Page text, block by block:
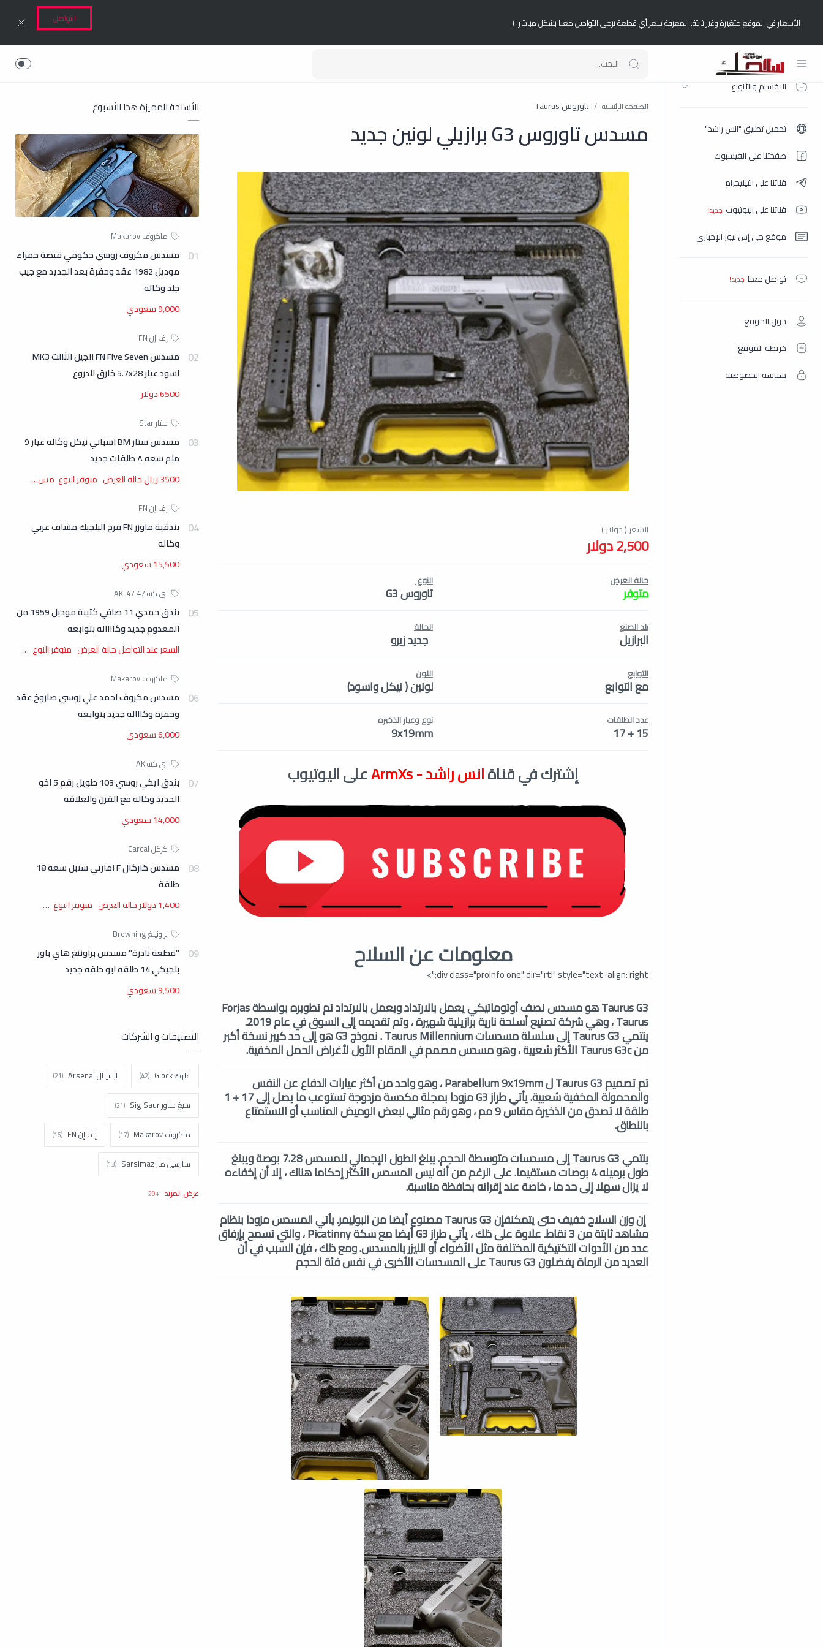
الأسعار في الموقع متغيرة وغير ثابتة.. لمعرفة سعر أي قطعة يرجى التواصل معنا بشكل مباشر :) التواصل
الصفحة الرئيسية
الاقسام والأنواع
تحميل تطبيق "انس راشد"
صفحتنا على الفيسبوك
قناتنا على التيليجرام
قناتنا على اليوتيوب
موقع جي إس نيوز الإخباري
تواصل معنا
حول الموقع
خريطة الموقع
سياسة الخصوصية
الصفحة الرئيسية تاوروس Taurus
مسدس تاوروس G3 برازيلي لونين جديد
2,500 دولار
حالة العرض
متوفر
النوع
تاوروس G3
بلد الصنع
البرازيل
الحالة
جديد زيرو
التوابع
مع التوابع
اللون
لونين ( نيكل واسود)
عدد الطلقات
15 + 17
نوع وعيار الذخيره
9x19mm
إشترك في قناةانس راشد - ArmXs على اليوتيوب
معلومات عن السلاح
div class="proInfo one" dir="rtl" style="text-align: right;">
Taurus G3 هو مسدس نصف أوتوماتيكي يعمل بالارتداد ويعمل بالارتداد تم تطويره بواسطة Forjas
Taurus ، وهي شركة تصنيع أسلحة نارية برازيلية شهيرة ، وتم تقديمه إلى السوق في عام 2019.
ينتمي Taurus G3 إلى سلسلة مسدسات Taurus Millennium . نموذج G3 هو إلى حد كبير نسخة أكبر
من Taurus G3c الأكثر شعبية ، وهو مسدس مصمم في المقام الأول لأغراض الحمل المخفية.
تم تصميم Taurus G3 ل Parabellum 9x19mm ، وهو واحد من أكثر عيارات الدفاع عن النفس
والمحمولة المخفية شعبية. يأتي طراز G3 مزودا بمجلة مكدسة مزدوجة تستوعب ما يصل إلى 17 + 1
طلقة لا تصدق من الذخيرة مقاس 9 مم ، وهو رقم مثالي لبعض الوميض المناسب أو الاستمتاع
بالنطاق.
ينتمي Taurus G3 إلى مسدسات متوسطة الحجم. يبلغ الطول الإجمالي للمسدس 7.28 بوصة ويبلغ
طول برميله 4 بوصات مستقيما. على الرغم من أنه ليس المسدس الأكثر إحكاما هناك ، إلا أن إخفاءه
لا يزال سهلا إلى حد ما ، خاصة عند إقرانه بحافظة مناسبة.
إن وزن السلاح خفيف حتى يتمكنفإن Taurus G3 مصنوع أيضا من البوليمر. يأتي المسدس مزودا بنظام
مشاهد ثابتة من 3 نقاط. علاوة على ذلك ، يأتي طراز G3 أيضا مع سكة Picatinny ، والتي تسمح بإرفاق
عدد من الأدوات التكتيكية المختلفة مثل الأضواء أو الليزر بالمسدس. ومع ذلك ، فإن السبب في أن
العديد من الرماة يفضلون Taurus G3 على المسدسات الأخرى في نفس فئة الحجم
الأسلحة المميزة هذا الأسبوع
مسدس مكروف روسي حكومي قبضة حمراء
موديل 1982 عقد وحفرة بعد الجديد مع جيب
جلد وكاله
9,000 سعودي
مسدس FN Five Seven الجيل الثالث MK3
اسود عيار 5.7x28 خارق للدروع
6500 دولار
مسدس ستار BM اسباني نيكل وكاله عيار 9
ملم سعه ٨ طلقات جديد
3500 ريال حالة العرض متوفر النوع مس…
بندقية ماوزر FN فرخ البلجيك مشاف عربي
وكاله
15,500 سعودي
بندق حمدي 11 صافي كتيبة موديل 1959 من
المعدوم جديد وكااااله بتوابعه
السعر عند التواصل حالة العرض متوفر النوع …
مسدس مكروف احمد علي روسي صاروخ عقد
وحفره وكاااله جديد بتوابعه
6,000 سعودي
بندق ايكي روسي 103 طويل رقم 5 اخو
الجديد وكاله مع القرن والعلاقه
14,000 سعودي
مسدس كاركال F امارتي سنبل سعة 18
طلقة
1,400 دولار حالة العرض متوفر النوع …
"قطعة نادرة" مسدس براوننغ هاي باور
بلجيكي 14 طلقه ابو حلقه جديد
9,500 سعودي
التصنيفات و الشركات
غلوك Glock ارسينال Arsenal
سيغ ساور Sig Saur
ماكروف Makarov إف إن FN
سارسيل ماز Sarsimaz
كولت Colt